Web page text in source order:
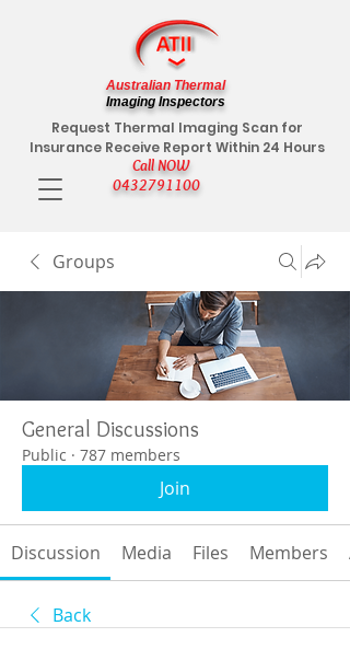
Call NOW
0432791100
Request Thermal Imaging Scan for
Insurance Receive Report Within 24 Hours
Australian Thermal
Imaging Inspectors
Groups
General Discussions
Public · 787 members
Join
Discussion Media Files Members
Back